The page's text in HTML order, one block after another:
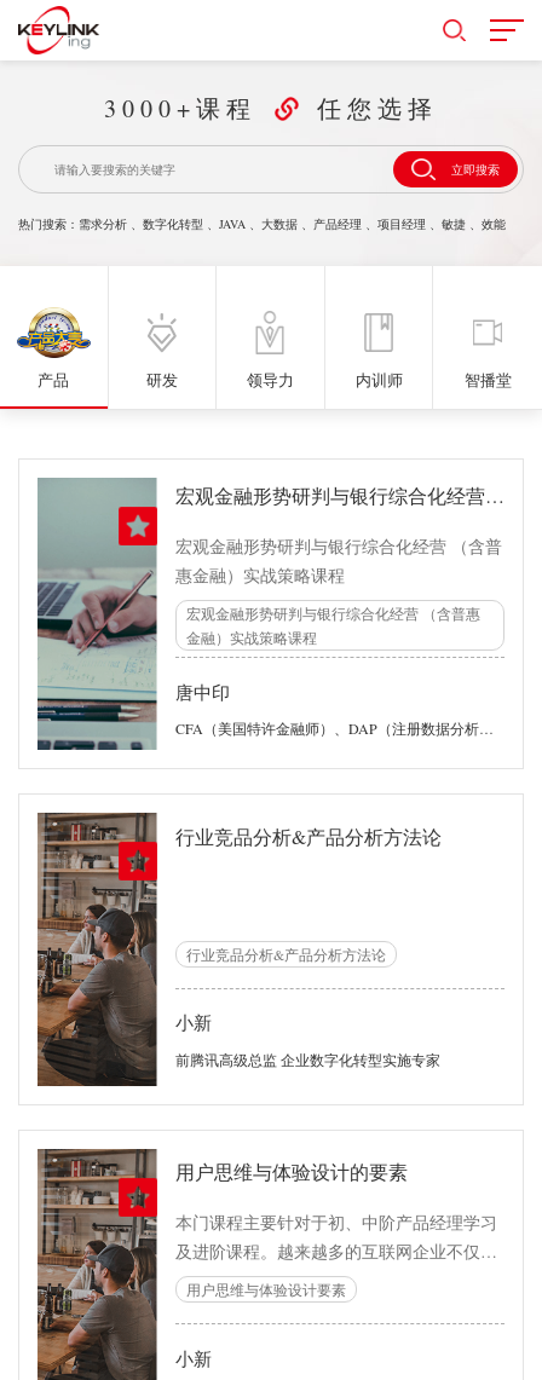
3000+课程 任您选择
立即搜索
热门搜索： 需求分析 、 数字化转型 、 JAVA 、 大数据 、 产品经理 、 项目经理 、 敏捷 、 效能
产品 研发 领导力 内训师 智播堂
宏观金融形势研判与银行综合化经营 （含普惠金融）实战策略课程
宏观金融形势研判与银行综合化经营 （含普
惠金融）实战策略课程
宏观金融形势研判与银行综合化经营 （含普惠
金融）实战策略课程
唐中印
CFA（美国特许金融师）、DAP（注册数据分析师）、CPA(中国注册会计师) 微软最有价值专家称号（MVP）获得者 互联网金融产品风险控制委员会委员 中国互联网协会数据治理委员会委员 北京邮电大学 特聘导师 东北大学MBA 特聘讲师 河海大学MBA 特聘讲师 澳门城市大学 金融学院 特聘讲师
行业竞品分析&产品分析方法论
行业竞品分析&产品分析方法论
小新
前腾讯高级总监 企业数字化转型实施专家
用户思维与体验设计的要素
本门课程主要针对于初、中阶产品经理学习
及进阶课程。越来越多的互联网企业不仅意
识到自身产品的用户体验尤为重要,而且企业
以用户体验设计为中心才能为企业增加附加
设计要素的认识与理解，使学员能够更加理
用户思维与体验设计要素
小新